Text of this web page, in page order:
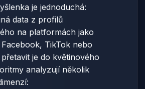
je jednoduchá:
data z profilů
na platformách jako
TikTok nebo
je do květinového
analyzují několik